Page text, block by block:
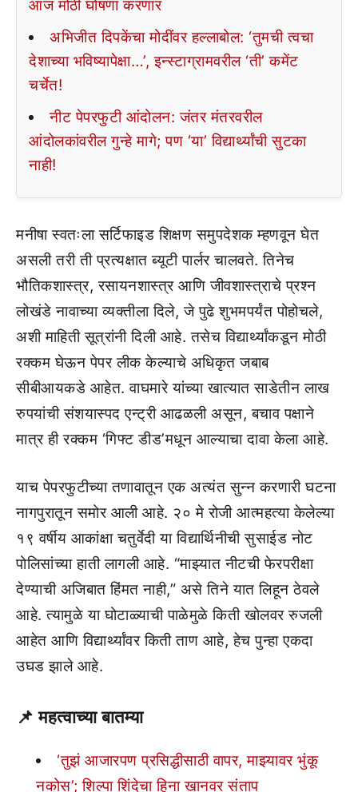
आज मोठी घोषणा करणार
अभिजीत दिपकेंचा मोदींवर हल्लाबोल: ‘तुमची त्वचा
देशाच्या भविष्यापेक्षा…’, इन्स्टाग्रामवरील ‘ती’ कमेंट
चर्चेत!
नीट पेपरफुटी आंदोलन: जंतर मंतरवरील
आंदोलकांवरील गुन्हे मागे; पण ‘या’ विद्यार्थ्यांची सुटका
नाही!
मनीषा स्वतःला सर्टिफाइड शिक्षण समुपदेशक म्हणवून घेत
असली तरी ती प्रत्यक्षात ब्यूटी पार्लर चालवते. तिनेच
भौतिकशास्त्र, रसायनशास्त्र आणि जीवशास्त्राचे प्रश्न
लोखंडे नावाच्या व्यक्तीला दिले, जे पुढे शुभमपर्यंत पोहोचले,
अशी माहिती सूत्रांनी दिली आहे. तसेच विद्यार्थ्यांकडून मोठी
रक्कम घेऊन पेपर लीक केल्याचे अधिकृत जबाब
सीबीआयकडे आहेत. वाघमारे यांच्या खात्यात साडेतीन लाख
रुपयांची संशयास्पद एन्ट्री आढळली असून, बचाव पक्षाने
मात्र ही रक्कम ‘गिफ्ट डीड’मधून आल्याचा दावा केला आहे.
याच पेपरफुटीच्या तणावातून एक अत्यंत सुन्न करणारी घटना
नागपुरातून समोर आली आहे. २० मे रोजी आत्महत्या केलेल्या
१९ वर्षीय आकांक्षा चतुर्वेदी या विद्यार्थिनीची सुसाईड नोट
पोलिसांच्या हाती लागली आहे. “माझ्यात नीटची फेरपरीक्षा
देण्याची अजिबात हिंमत नाही,” असे तिने यात लिहून ठेवले
आहे. त्यामुळे या घोटाळ्याची पाळेमुळे किती खोलवर रुजली
आहेत आणि विद्यार्थ्यांवर किती ताण आहे, हेच पुन्हा एकदा
उघड झाले आहे.
📌महत्वाच्या बातम्या
‘तुझं आजारपण प्रसिद्धीसाठी वापर, माझ्यावर भुंकू
नकोस’; शिल्पा शिंदेचा हिना खानवर संताप